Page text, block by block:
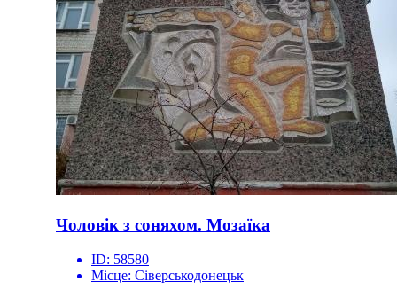
Чоловік з соняхом. Мозаїка
ID: 58580
Місце: Сіверськодонецьк